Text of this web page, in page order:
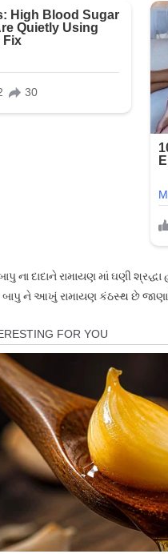
ના દાદાને રામાયણ માં ઘણી
બાપુ ને આખું રામાયણ કંઠસ્થ છે